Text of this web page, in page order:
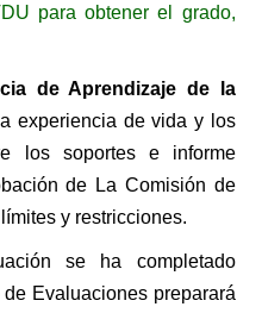
para obtener el grado,
de Aprendizaje de la
experiencia de vida y los
los soportes e informe
de La Comisión de
y restricciones.
se ha completado
Evaluaciones preparará